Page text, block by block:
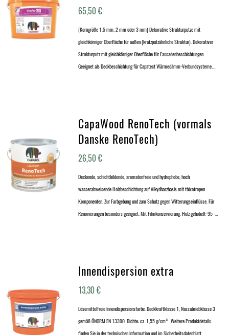
65,50€
(Korngröße 1,5 mm, 2 mm oder 3 mm) Dekorative Strukturputze mit
gleichkörniger Oberfläche für außen (kratzputzähnliche Struktur). Dekorativer
Strukturputz mit gleichkörniger Oberfläche für Fassadenbeschichtungen.
Geeignet als Deckbeschichtung für Capatect Wärmedämm-Verbundsysteme.…
CapaWood RenoTech (vormals
Danske RenoTech)
26,50€
Deckende, schichtbildende, aromatenfreie und hydrophobe, hoch
wasserabweisende Holzbeschichtung auf Alkydharzbasis mit thixotropen
Komponenten. Zur Farbgebung und zum Schutz gegen Witterungseinflüsse. Für
Renovierungen besonders geeignet. Mit Filmkonservierung. Holz gehobelt: 95 -…
Innendispersion extra
13,30€
Lösemittelfreie Innendispersionsfarbe. Deckkraftklasse 1, Nassabriebklasse 3
gemäß ÖNORM EN 13300. Dichte: ca. 1,55 g/cm³ Weitere Produktdetails
finden Sie in der technischen Information und im Sicherheitsdatenblatt.